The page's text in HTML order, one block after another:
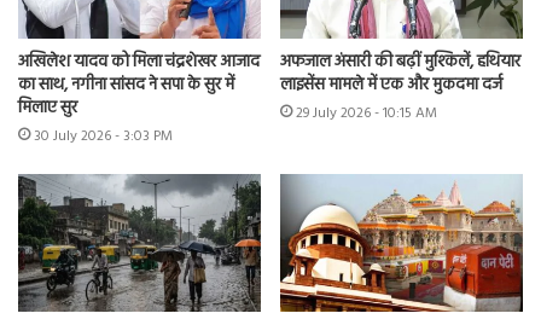
अखिलेश यादव को मिला चंद्रशेखर आजाद
का साथ, नगीना सांसद ने सपा के सुर में
मिलाए सुर
30 July 2026 - 3:03 PM
अफजाल अंसारी की बढ़ीं मुश्किलें, हथियार
लाइसेंस मामले में एक और मुकदमा दर्ज
29 July 2026 - 10:15 AM